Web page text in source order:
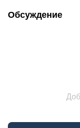
Обсуждение